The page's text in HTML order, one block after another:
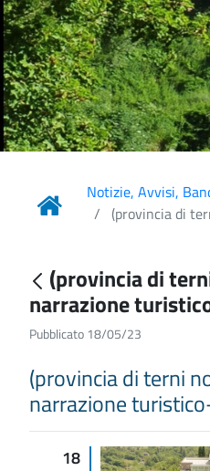
Notizie, Avvisi,
(provincia di
(provincia di
narrazione
Pubblicato 18/05/23
(provincia di terni
narrazione
18